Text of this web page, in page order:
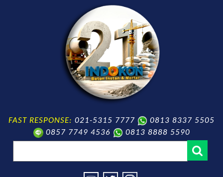
FAST RESPONSE: 021-5315 7777
0813 8337 5505
0857 7749 4536
0813 8888 5590